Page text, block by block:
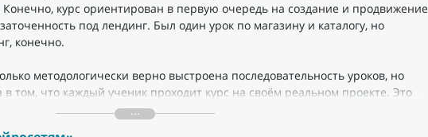
Конечно, курс ориентирован в первую очередь на создание и продвижение
под лендинг. Был один урок по магазину и каталогу, но
конечно.
методологически верно выстроена последовательность уроков, но
том, что каждый ученик проходит курс на своём реальном проекте. Это
мероприятия каждый получает не отвлечённые, умозрительные, а